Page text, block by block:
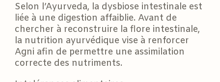
Selon l’Ayurveda, la dysbiose intestinale est
liée à une digestion affaiblie. Avant de
chercher à reconstruire la flore intestinale,
la nutrition ayurvédique vise à renforcer
Agni afin de permettre une assimilation
correcte des nutriments.